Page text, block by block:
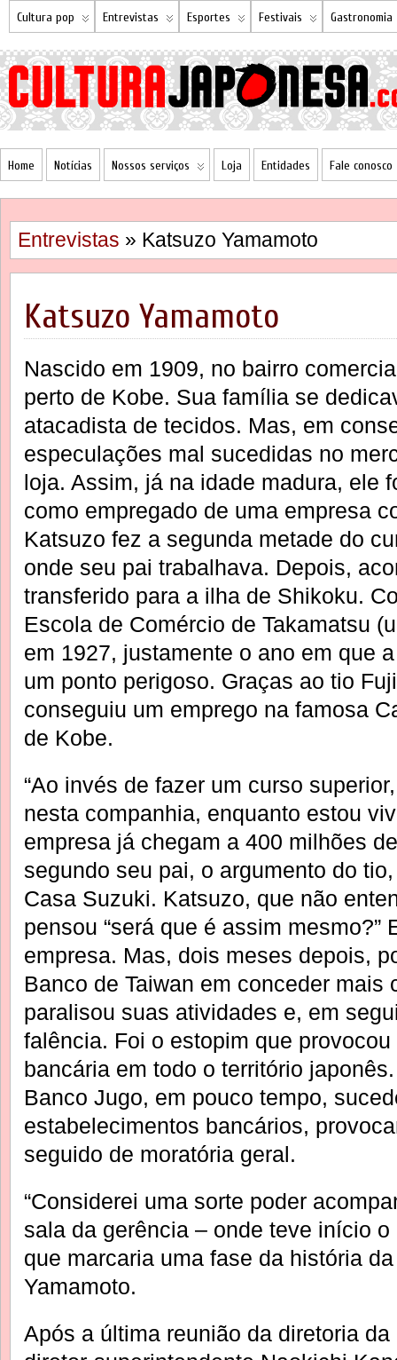
Cultura pop Entrevistas Esportes Festivais Gastronomia
Home Notícias Nossos serviços Loja Entidades Fale conosco
Entrevistas » Katsuzo Yamamoto
Katsuzo Yamamoto
Nascido em 1909, no bairro
perto de Kobe. Sua família se
atacadista de tecidos. Mas, em
especulações mal sucedidas no
loja. Assim, já na idade madura, ele
como empregado de uma empresa
Katsuzo fez a segunda metade do
onde seu pai trabalhava. Depois,
transferido para a ilha de Shikoku.
Escola de Comércio de Takamatsu
em 1927, justamente o ano em que
um ponto perigoso. Graças ao tio
conseguiu um emprego na famosa
de Kobe.
“Ao invés de fazer um curso
nesta companhia, enquanto estou
empresa já chegam a 400 milhões
segundo seu pai, o argumento do
Casa Suzuki. Katsuzo, que não
pensou “será que é assim mesmo?”
empresa. Mas, dois meses depois,
Banco de Taiwan em conceder mais
paralisou suas atividades e, em
falência. Foi o estopim que
bancária em todo o território
Banco Jugo, em pouco tempo,
estabelecimentos bancários,
seguido de moratória geral.
“Considerei uma sorte poder
sala da gerência – onde teve início
que marcaria uma fase da história
Yamamoto.
Após a última reunião da diretoria